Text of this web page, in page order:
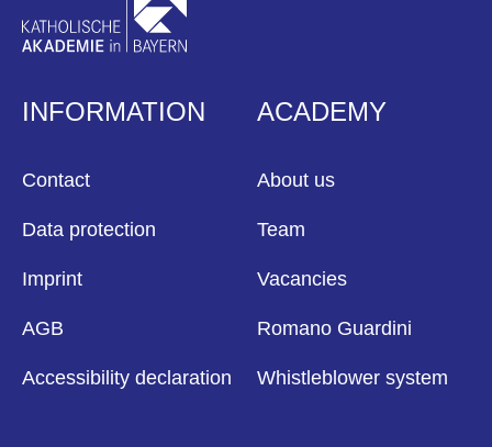
INFORMATION
Contact
Data protection
Imprint
AGB
Accessibility declaration
ACADEMY
About us
Team
Vacancies
Romano Guardini
Whistleblower system